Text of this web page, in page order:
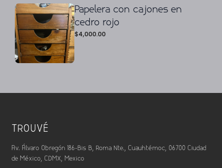
Papelera con cajones en
cedro rojo
$4,000.00
TROUVÉ
Av. Álvaro Obregón 186-Bis B, Roma Nte., Cuauhtémoc, 06700 Ciudad
de México, CDMX, Mexico